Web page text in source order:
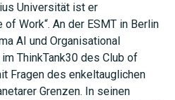
Universität ist er
Work“. An der ESMT in Berlin
AI und Organisational
ThinkTank30 des Club of
Fragen des enkeltauglichen
Grenzen. In seinen